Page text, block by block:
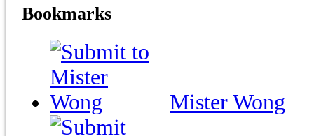
Bookmarks
Mister Wong